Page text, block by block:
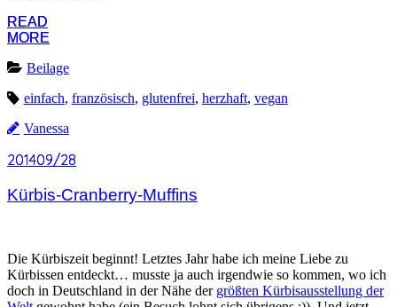
READ
MORE
READ
MORE
Beilage
einfach, französisch, glutenfrei, herzhaft, vegan
Vanessa
201409/28
201409/28
Kürbis-Cranberry-Muffins
Die Kürbiszeit beginnt! Letztes Jahr habe ich meine Liebe zu
Kürbissen entdeckt… musste ja auch irgendwie so kommen, wo ich
doch in Deutschland in der Nähe der größten Kürbisausstellung der